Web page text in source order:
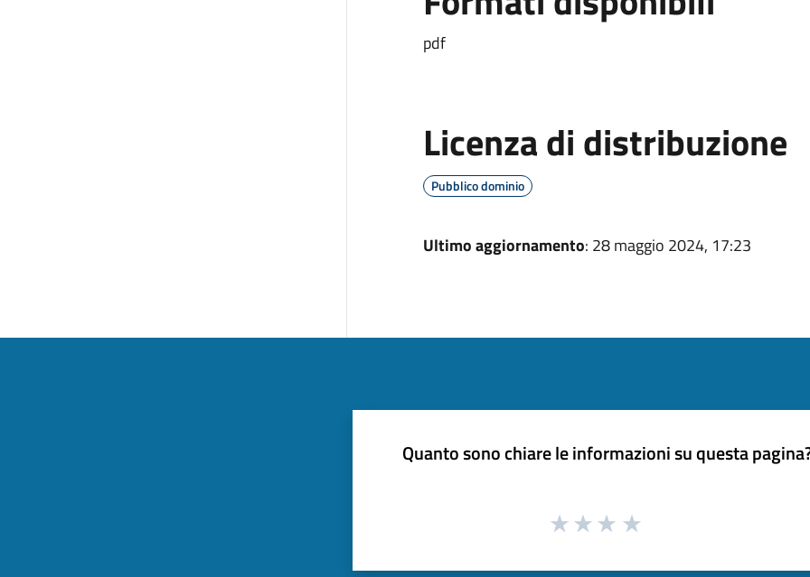
pdf
Licenza di distribuzione
Pubblico dominio
Ultimo aggiornamento: 28 maggio 2024, 17:23
Quanto sono chiare le informazioni su questa